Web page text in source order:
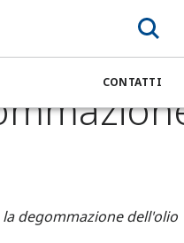
CONTATTI
la degommazione
degommazione dell'olio